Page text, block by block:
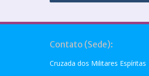
Contato (Sede):
Cruzada dos Militares Espíritas